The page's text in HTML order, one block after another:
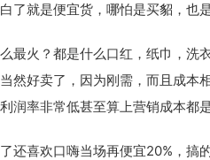
了就是便宜货，哪怕是买貂，也
最火？都是什么口红，纸巾，
然好卖了，因为刚需，而且成本
润率非常低甚至算上营销成本都是
还喜欢口嗨当场再便宜20%，搞